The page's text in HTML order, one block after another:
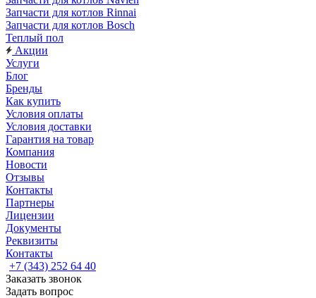
Запчасти для котлов Rinnai
Запчасти для котлов Bosch
Теплый пол
Акции
Услуги
Блог
Бренды
Как купить
Условия оплаты
Условия доставки
Гарантия на товар
Компания
Новости
Отзывы
Контакты
Партнеры
Лицензии
Документы
Реквизиты
Контакты
+7 (343) 252 64 40
Заказать звонок
Задать вопрос